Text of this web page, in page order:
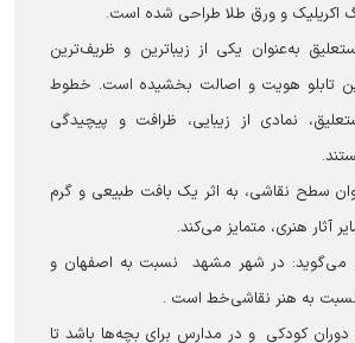
اکریلیک و ورق طلا طراحی شده است.
به‌عنوان یکی از زیباترین و ظریف‌ترین
تابلو هویت و اصالت بخشیده است. خطوط
نمادی از زیبایی، ظرافت و پیچیدگی
سطح نقاشی، به اثر یک بافت طبیعی و گرم
آثار هنری، متمایز می‌کند.
می‌گوید: در شهر مشهد نسبت به اصفهان و
نسبت به هنر نقاشی‌خط است .
دوران کودکی و در مدارس برای بچه‌ها باشد تا